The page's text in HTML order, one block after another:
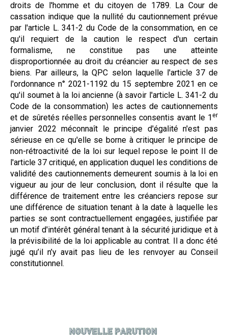
droits de l'homme et du citoyen de 1789. La Cour de
cassation indique que la nullité du cautionnement prévue
par l'article L. 341-2 du Code de la consommation, en ce
qu'il requiert de la caution le respect d'un certain
formalisme, ne constitue pas une atteinte
disproportionnée au droit du créancier au respect de ses
biens. Par ailleurs, la QPC selon laquelle l'article 37 de
l'ordonnance n° 2021-1192 du 15 septembre 2021 en ce
qu'il soumet à la loi ancienne (à savoir l'article L. 341-2 du
Code de la consommation) les actes de cautionnements
et de sûretés réelles personnelles consentis avant le 1 er
janvier 2022 méconnaît le principe d'égalité n'est pas
sérieuse en ce qu'elle se borne à critiquer le principe de
non-rétroactivité de la loi sur lequel repose le point II de
l'article 37 critiqué, en application duquel les conditions de
validité des cautionnements demeurent soumis à la loi en
vigueur au jour de leur conclusion, dont il résulte que la
différence de traitement entre les créanciers repose sur
une différence de situation tenant à la date à laquelle les
parties se sont contractuellement engagées, justifiée par
un motif d'intérêt général tenant à la sécurité juridique et à
la prévisibilité de la loi applicable au contrat. Il a donc été
jugé qu’il n’y avait pas lieu de les renvoyer au Conseil
constitutionnel.